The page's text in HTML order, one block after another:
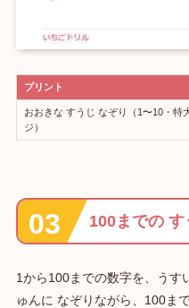
プリント
おおきな すうじ なぞり（1〜10・特
ジ）
100までの す
1から100までの数字を、うす
ゅんに なぞりながら、100ま